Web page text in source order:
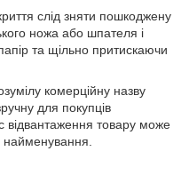
слід зняти пошкоджену
ножа або шпателя і
та щільно притискаючи
комерційну назву
для покупців
відвантаження товару може
найменування.